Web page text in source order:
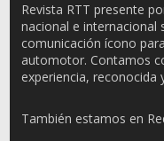
Revista RTT presente
nacional e internacional
comunicación ícono
automotor. Contamos
experiencia, reconocida
También estamos en